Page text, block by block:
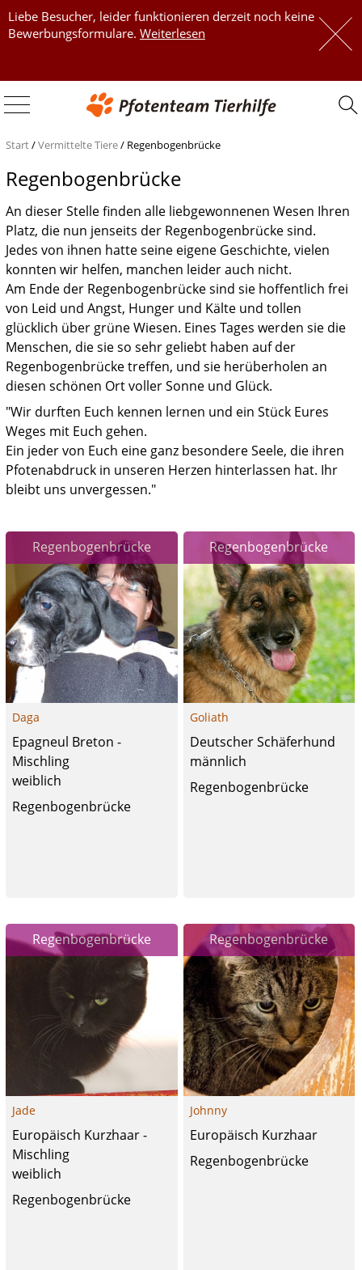
Liebe Besucher, leider funktionieren derzeit noch keine
Bewerbungsformulare. Weiterlesen
Start/Vermittelte Tiere/ Regenbogenbrücke
Regenbogenbrücke
An dieser Stelle finden alle liebgewonnenen Wesen Ihren
Platz, die nun jenseits der Regenbogenbrücke sind.
Jedes von ihnen hatte seine eigene Geschichte, vielen
konnten wir helfen, manchen leider auch nicht.
Am Ende der Regenbogenbrücke sind sie hoffentlich frei
von Leid und Angst, Hunger und Kälte und tollen
glücklich über grüne Wiesen. Eines Tages werden sie die
Menschen, die sie so sehr geliebt haben auf der
Regenbogenbrücke treffen, und sie herüberholen an
diesen schönen Ort voller Sonne und Glück.
"Wir durften Euch kennen lernen und ein Stück Eures
Weges mit Euch gehen.
Ein jeder von Euch eine ganz besondere Seele, die ihren
Pfotenabdruck in unseren Herzen hinterlassen hat. Ihr
bleibt uns unvergessen."
Regenbogenbrücke
Daga
Epagneul Breton -
Mischling
weiblich
Regenbogenbrücke
Regenbogenbrücke
Goliath
Deutscher Schäferhund
männlich
Regenbogenbrücke
Regenbogenbrücke
Jade
Europäisch Kurzhaar -
Mischling
weiblich
Regenbogenbrücke
Regenbogenbrücke
Johnny
Europäisch Kurzhaar
Regenbogenbrücke